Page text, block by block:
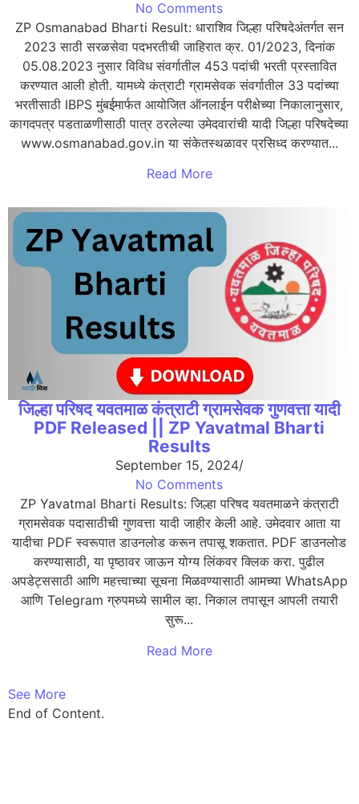
No Comments
ZP Osmanabad Bharti Result: धाराशिव जिल्हा परिषदेअंतर्गत सन
2023 साठी सरळसेवा पदभरतीची जाहिरात क्र. 01/2023, दिनांक
05.08.2023 नुसार विविध संवर्गातील 453 पदांची भरती प्रस्तावित
करण्यात आली होती. यामध्ये कंत्राटी ग्रामसेवक संवर्गातील 33 पदांच्या
भरतीसाठी IBPS मुंबईमार्फत आयोजित ऑनलाईन परीक्षेच्या निकालानुसार,
कागदपत्र पडताळणीसाठी पात्र ठरलेल्या उमेदवारांची यादी जिल्हा परिषदेच्या
www.osmanabad.gov.in या संकेतस्थळावर प्रसिध्द करण्यात...
Read More
जिल्हा परिषद यवतमाळ कंत्राटी ग्रामसेवक गुणवत्ता यादी
PDF Released || ZP Yavatmal Bharti
Results
September 15, 2024/
No Comments
ZP Yavatmal Bharti Results: जिल्हा परिषद यवतमाळने कंत्राटी
ग्रामसेवक पदासाठीची गुणवत्ता यादी जाहीर केली आहे. उमेदवार आता या
यादीचा PDF स्वरूपात डाउनलोड करून तपासू शकतात. PDF डाउनलोड
करण्यासाठी, या पृष्ठावर जाऊन योग्य लिंकवर क्लिक करा. पुढील
अपडेट्ससाठी आणि महत्त्वाच्या सूचना मिळवण्यासाठी आमच्या WhatsApp
आणि Telegram ग्रुपमध्ये सामील व्हा. निकाल तपासून आपली तयारी
सुरू...
Read More
See More
End of Content.